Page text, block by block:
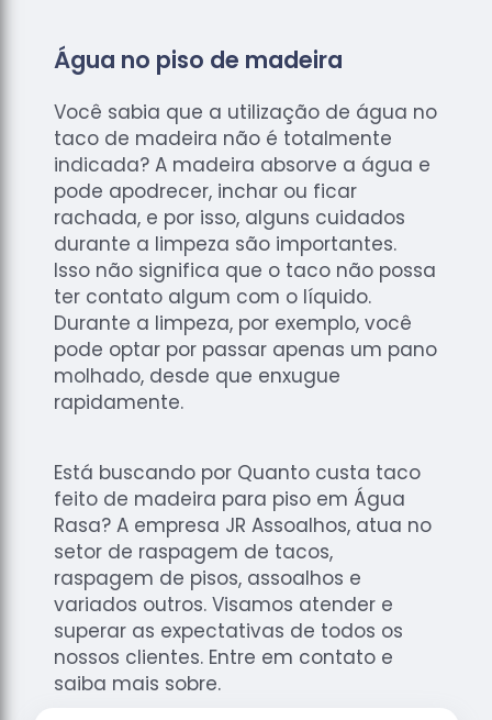
Água no piso de madeira
Você sabia que a utilização de água no
taco de madeira não é totalmente
indicada? A madeira absorve a água e
pode apodrecer, inchar ou ficar
rachada, e por isso, alguns cuidados
durante a limpeza são importantes.
Isso não significa que o taco não possa
ter contato algum com o líquido.
Durante a limpeza, por exemplo, você
pode optar por passar apenas um pano
molhado, desde que enxugue
rapidamente.
Está buscando por Quanto custa taco
feito de madeira para piso em Água
Rasa? A empresa JR Assoalhos, atua no
setor de raspagem de tacos,
raspagem de pisos, assoalhos e
variados outros. Visamos atender e
superar as expectativas de todos os
nossos clientes. Entre em contato e
saiba mais sobre.